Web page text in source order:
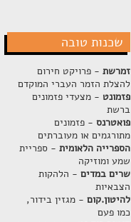
שכנות טובה
זמרשת- פרויקט חירום
להצלת הזמר העברי המוקדם
פזמונט - מצעדי פזמונים
ברשת
פואטרנס- פזמונים
מתורגמים או מעוברתים
הספרייה הלאומית- ספריית
שמע ומוזיקה
שרים במדים- הלהקות
הצבאיות
להיטון.קום- מגזין בידור,
כמו פעם